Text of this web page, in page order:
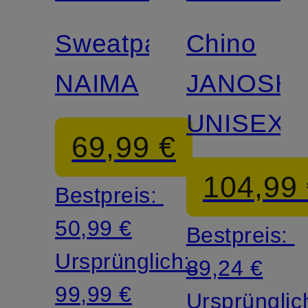
Sweatpants
NAIMA
69,99 €
Bestpreis:
50,99 €
Ursprünglich:
99,99 €
Chino
JANOSH
UNISEX
104,99
Bestpreis:
89,24 €